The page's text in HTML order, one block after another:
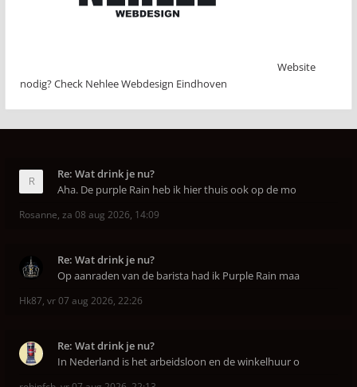
Website
nodig? Check Nehlee Webdesign Eindhoven
Re: Wat drink je nu?
Aha. De purple Rain heb ik hier thuis ook op de mo
Rosanne, za 08 aug 2026, 14:09
Re: Wat drink je nu?
Op aanraden van de barista had ik Purple Rain maa
Hk87, vr 07 aug 2026, 22:26
Re: Wat drink je nu?
In Nederland is het arbeidsloon en de winkelhuur o